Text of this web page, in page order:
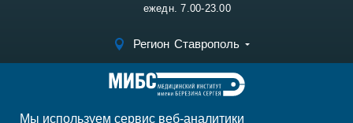
ежедн. 7.00-23.00
Регион Ставрополь
Записаться на
прием
Мы используем сервис веб-аналитики